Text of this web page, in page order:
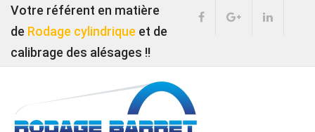
Votre référent en matière
de Rodage cylindrique et de
calibrage des alésages !!